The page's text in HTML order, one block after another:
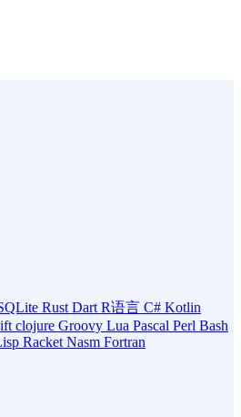
Rust Dart R语言 C# Kotlin
clojure Groovy Lua Pascal Perl Bash
Racket Nasm Fortran